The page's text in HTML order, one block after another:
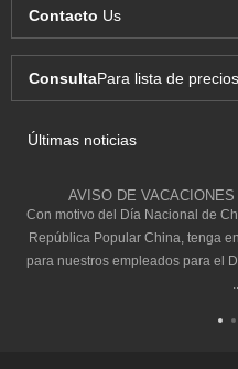
Contacto Us
ConsultaPara lista de precios
Últimas noticias
AVISO DE
Con motivo del Día Nacional de
República Popular China, tenga
para nuestros empleados para el